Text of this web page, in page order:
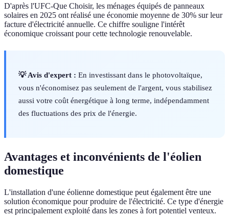
D'après l'UFC-Que Choisir, les ménages équipés de panneaux
solaires en 2025 ont réalisé une économie moyenne de 30% sur leur
facture d'électricité annuelle. Ce chiffre souligne l'intérêt
économique croissant pour cette technologie renouvelable.
💡 Avis d'expert : En investissant dans le photovoltaïque,
vous n'économisez pas seulement de l'argent, vous stabilisez
aussi votre coût énergétique à long terme, indépendamment
des fluctuations des prix de l'énergie.
Avantages et inconvénients de l'éolien
domestique
L'installation d'une éolienne domestique peut également être une
solution économique pour produire de l'électricité. Ce type d'énergie
est principalement exploité dans les zones à fort potentiel venteux.